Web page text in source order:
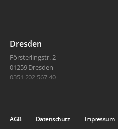
Dresden
Försterlingstr. 2
01259 Dresden
0351 202 567 40
AGB Datenschutz Impressum